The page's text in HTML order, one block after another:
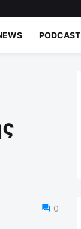
PODCAST
0